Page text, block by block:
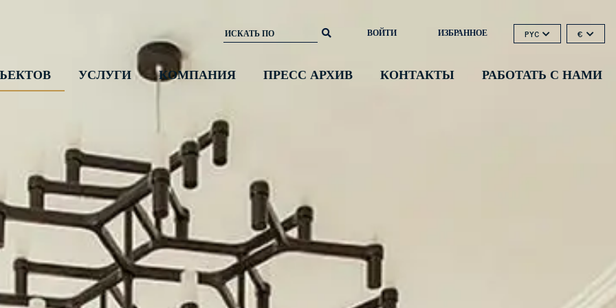
ВОЙТИ ИЗБРАННОЕ PYC €
УСЛУГИ КОМПАНИЯ ПРЕСС АРХИВ КОНТАКТЫ РАБОТАТЬ С НАМИ